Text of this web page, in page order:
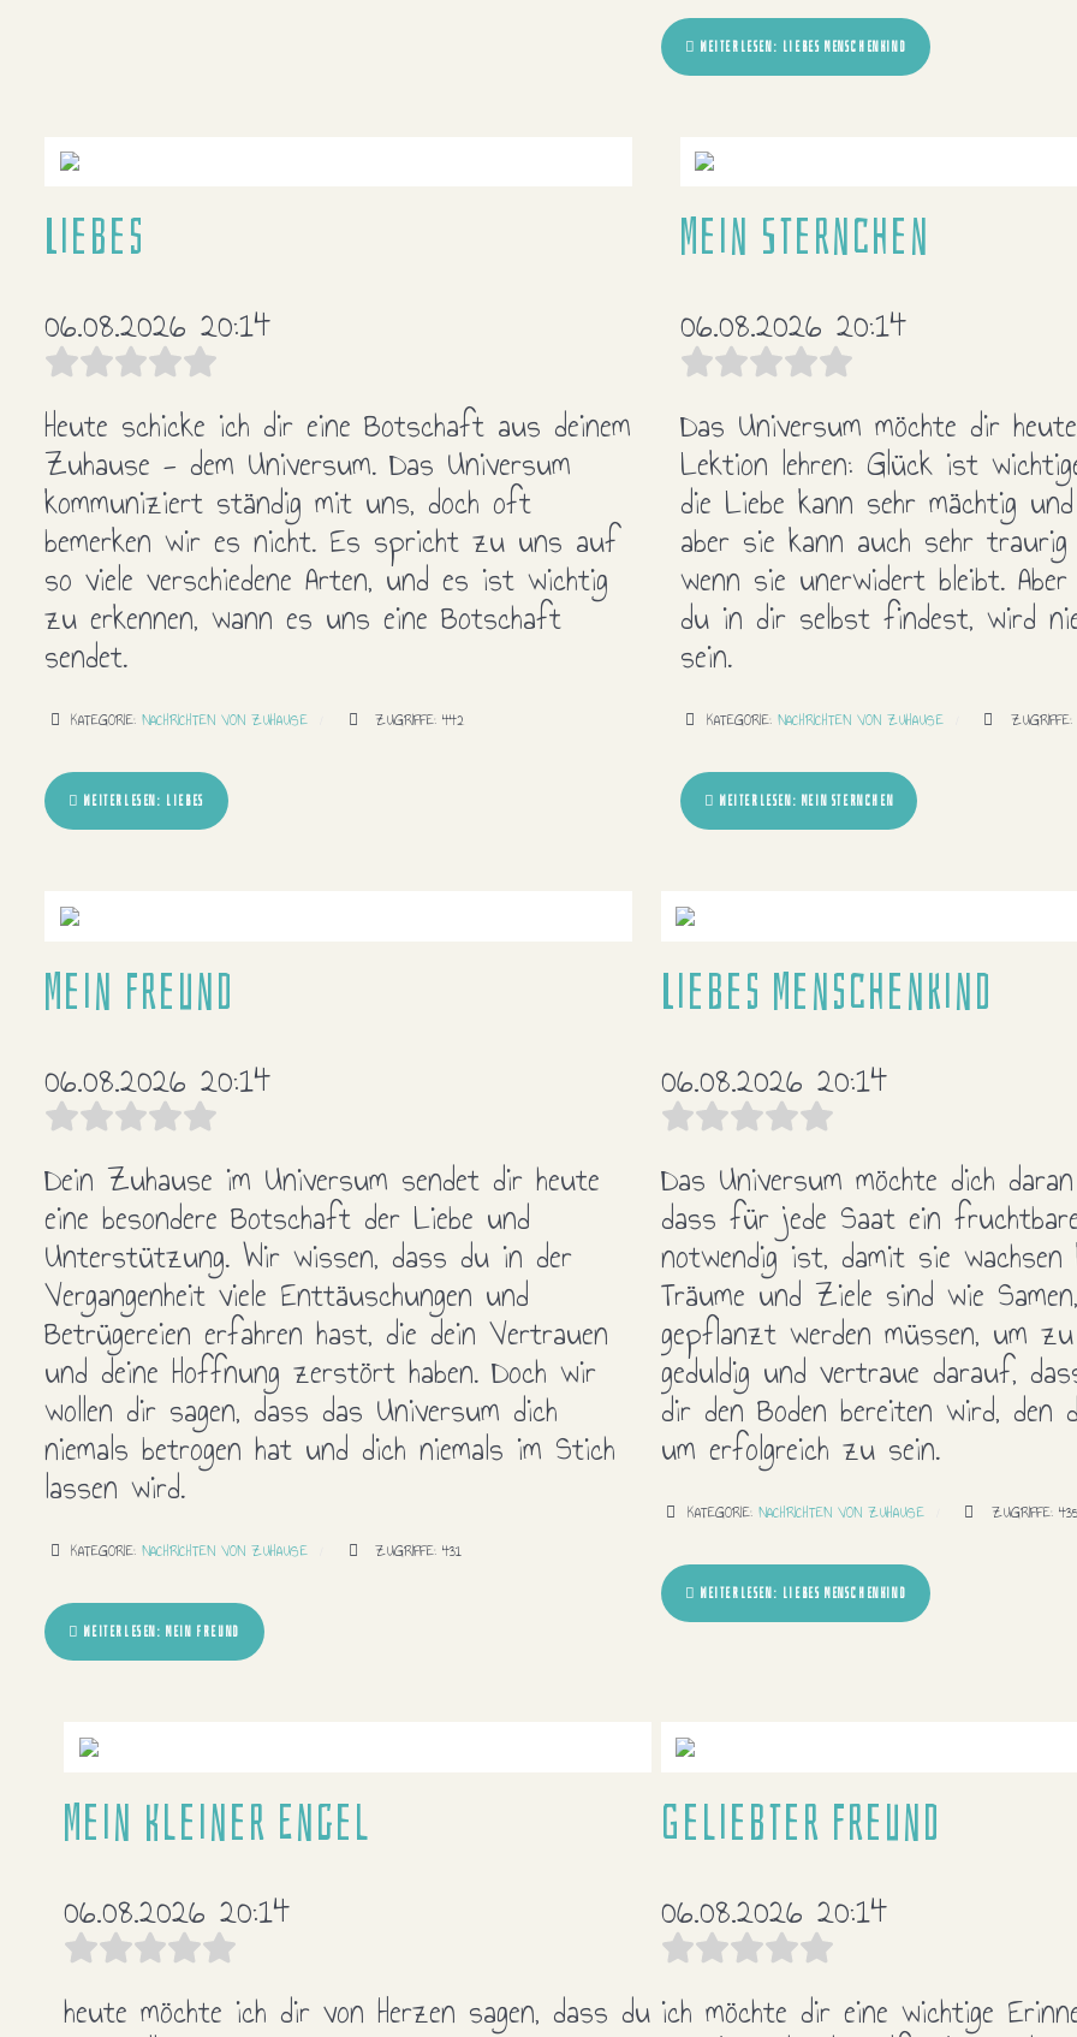
WEITERLESEN: LIEBES MENSCHENKIND
Liebes
06.08.2026 20:14
Heute schicke ich dir eine Botschaft aus deinem
Zuhause - dem Universum. Das Universum
kommuniziert ständig mit uns, doch oft
bemerken wir es nicht. Es spricht zu uns auf
so viele verschiedene Arten, und es ist wichtig
zu erkennen, wann es uns eine Botschaft
sendet.
KATEGORIE: NACHRICHTEN VON ZUHAUSE ZUGRIFFE: 442
WEITERLESEN: LIEBES
Mein Sternchen
06.08.2026 20:14
Das Universum möchte dir
Lektion lehren: Glück ist
die Liebe kann sehr mächtig
aber sie kann auch sehr traurig
wenn sie unerwidert bleibt.
du in dir selbst findest, wird
sein.
KATEGORIE: NACHRICHTEN VON ZUHAUSE
WEITERLESEN: MEIN STERNCHEN
Mein Freund
06.08.2026 20:14
Dein Zuhause im Universum sendet dir heute
eine besondere Botschaft der Liebe und
Unterstützung. Wir wissen, dass du in der
Vergangenheit viele Enttäuschungen und
Betrügereien erfahren hast, die dein Vertrauen
und deine Hoffnung zerstört haben. Doch wir
wollen dir sagen, dass das Universum dich
niemals betrogen hat und dich niemals im Stich
lassen wird.
KATEGORIE: NACHRICHTEN VON ZUHAUSE ZUGRIFFE: 431
WEITERLESEN: MEIN FREUND
Liebes Menschenkind
06.08.2026 20:14
Das Universum möchte dich
dass für jede Saat ein
notwendig ist, damit sie wachsen
Träume und Ziele sind wie
gepflanzt werden müssen, um zu
geduldig und vertraue darauf,
dir den Boden bereiten wird, den
um erfolgreich zu sein.
KATEGORIE: NACHRICHTEN VON ZUHAUSE ZUGRIFFE: 435
WEITERLESEN: LIEBES MENSCHENKIND
Mein Kleiner Engel
06.08.2026 20:14
heute möchte ich dir von Herzen sagen, dass du
Geliebter Freund
06.08.2026 20:14
ich möchte dir eine wichtige